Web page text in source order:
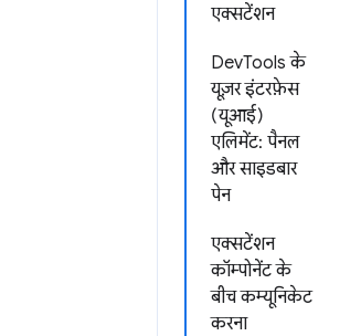
एक्सटेंशन
DevTools के
यूज़र इंटरफ़ेस
(यूआई)
एलिमेंट: पैनल
और साइडबार
पेन
एक्सटेंशन
कॉम्पोनेंट के
बीच कम्यूनिकेट
करना